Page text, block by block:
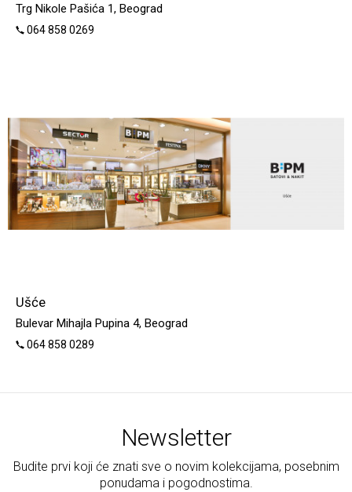
Trg Nikole Pašića 1, Beograd
064 858 0269
Ušće
Bulevar Mihajla Pupina 4, Beograd
064 858 0289
Newsletter
Budite prvi koji će znati sve o novim kolekcijama, posebnim
ponudama i pogodnostima.